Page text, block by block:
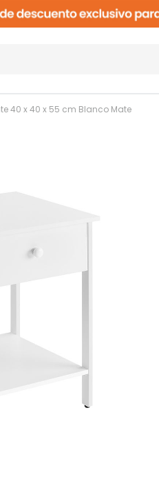
Perchas
40 x 40 x 55 cm Blanco Mate